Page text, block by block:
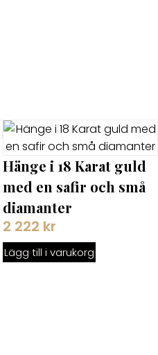
Hänge i 18 Karat guld
med en safir och små
diamanter
2 222 kr
Lägg till i varukorg